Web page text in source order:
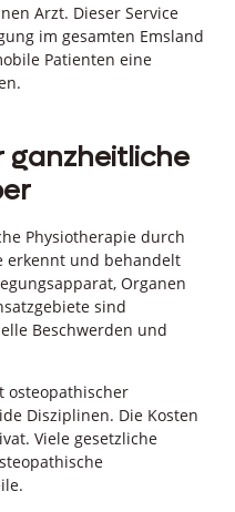
Arzt. Dieser Service
im gesamten Emsland
Patienten eine
ganzheitliche
Physiotherapie durch
erkennt und behandelt
Organen
sind
Beschwerden und
osteopathischer
Disziplinen. Die Kosten
Viele gesetzliche